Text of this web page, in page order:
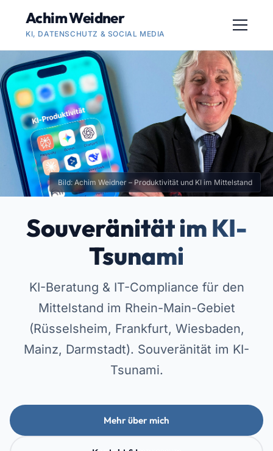
Achim Weidner
KI, DATENSCHUTZ & SOCIAL MEDIA
Souveränität im KI-
Tsunami
KI-Beratung & IT-Compliance für den
Mittelstand im Rhein-Main-Gebiet
(Rüsselsheim, Frankfurt, Wiesbaden,
Mainz, Darmstadt). Souveränität im KI-
Tsunami.
Mehr über mich
Bild: Achim Weidner – Produktivität und KI im Mittelstand